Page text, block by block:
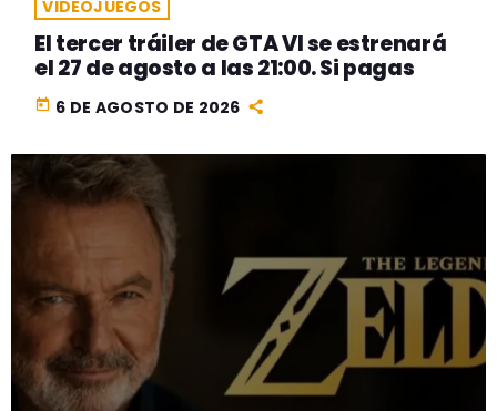
VIDEOJUEGOS
El tercer tráiler de GTA VI se estrenará
el 27 de agosto a las 21:00. Si pagas
today 6 DE AGOSTO DE 2026